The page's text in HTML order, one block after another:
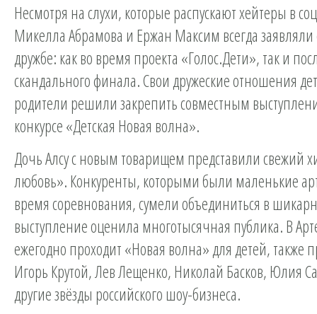
Несмотря на слухи, которые распускают хейтеры в
Микелла Абрамова и Ержан Максим всегда заявляли
дружбе: как во время проекта «Голос.Дети», так и
скандального финала. Свои дружеские отношения
родители решили закрепить совместным
конкурсе «Детская Новая волна».
Дочь Алсу с новым товарищем представили свежий
любовь». Конкуренты, которыми были маленькие
время соревнования, сумели объединиться в
выступление оценила многотысячная публика. В
ежегодно проходит «Новая волна» для детей, также
Игорь Крутой, Лев Лещенко, Николай Басков, Юлия
другие звёзды российского шоу-бизнеса.